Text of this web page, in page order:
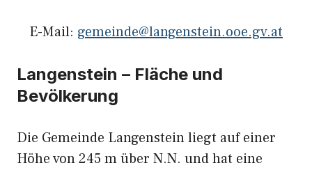
E-Mail: gemeinde@langenstein.ooe.gv.at
Langenstein – Fläche und
Bevölkerung
Die Gemeinde Langenstein liegt auf einer
Höhe von 245 m über N.N. und hat eine